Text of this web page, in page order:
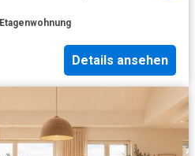
Etagenwohnung
Details ansehen